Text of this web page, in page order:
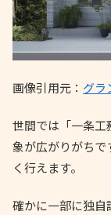
画像引用元： グラ
世間では「一条
象が広がりがち
く行えます。
確かに一部に独自